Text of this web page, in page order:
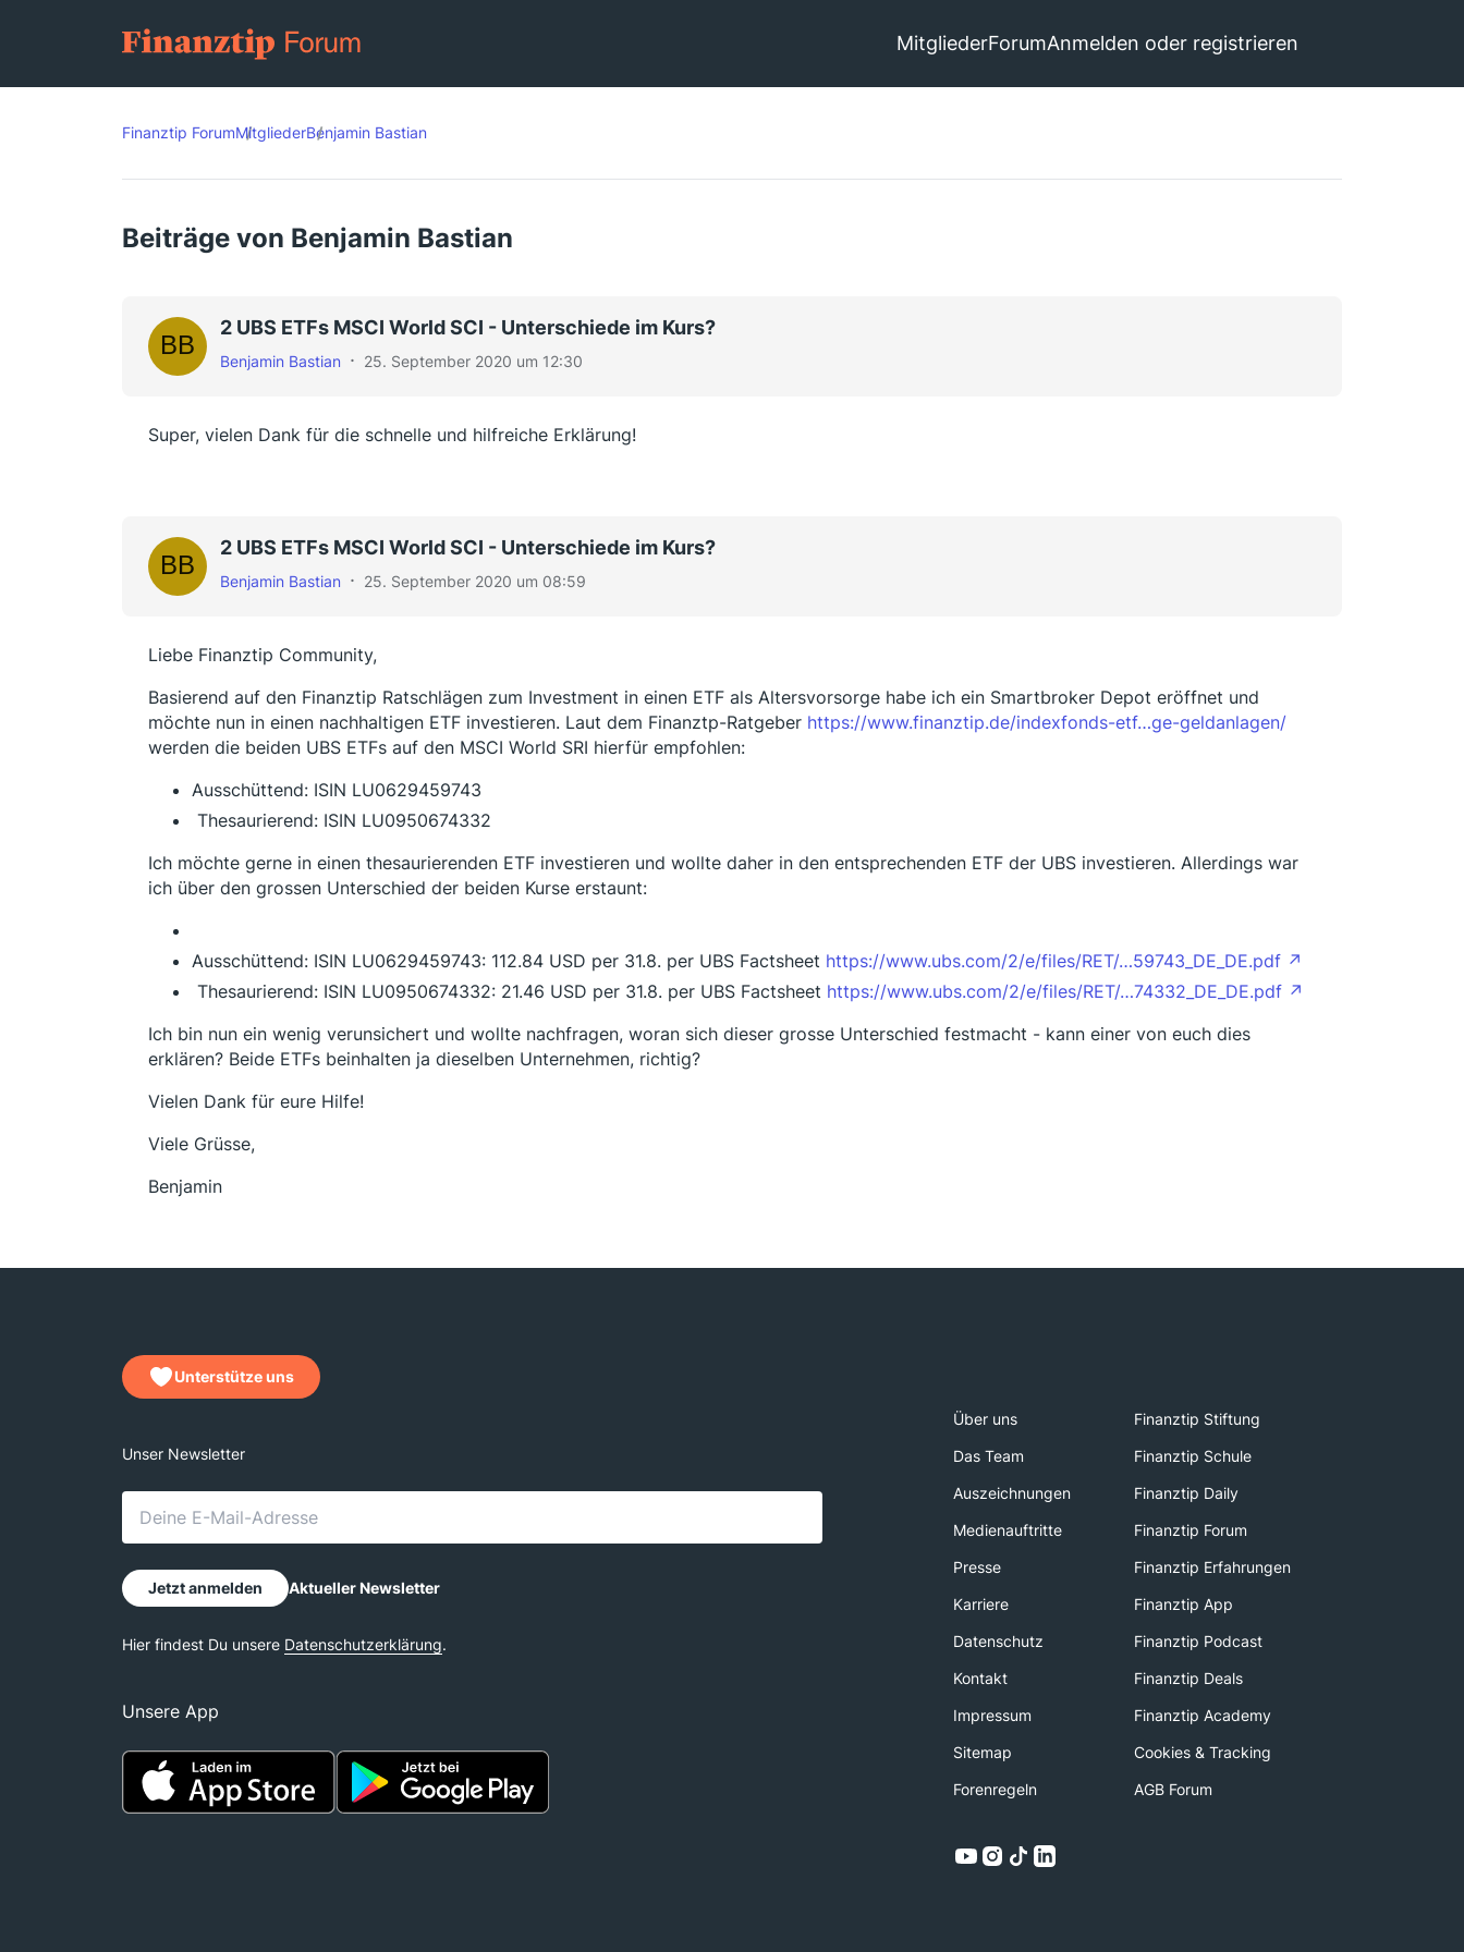
MitgliederForumAnmelden oder registrieren
Finanztip ForumMitgliederBenjamin Bastian
Beiträge von Benjamin Bastian
2 UBS ETFs MSCI World SCI - Unterschiede im Kurs?
Benjamin Bastian 25. September 2020 um 12:30
Super, vielen Dank für die schnelle und hilfreiche Erklärung!
2 UBS ETFs MSCI World SCI - Unterschiede im Kurs?
Benjamin Bastian 25. September 2020 um 08:59
Liebe Finanztip Community,
Basierend auf den Finanztip Ratschlägen zum Investment in einen ETF als Altersvorsorge habe ich ein Smartbroker Depot eröffnet und
möchte nun in einen nachhaltigen ETF investieren. Laut dem Finanztp-Ratgeber https://www.finanztip.de/indexfonds-etf…ge-geldanlagen/
werden die beiden UBS ETFs auf den MSCI World SRI hierfür empfohlen:
Ausschüttend: ISIN LU0629459743
Thesaurierend: ISIN LU0950674332
Ich möchte gerne in einen thesaurierenden ETF investieren und wollte daher in den entsprechenden ETF der UBS investieren. Allerdings war
ich über den grossen Unterschied der beiden Kurse erstaunt:
Ausschüttend: ISIN LU0629459743: 112.84 USD per 31.8. per UBS Factsheet https://www.ubs.com/2/e/files/RET/…59743_DE_DE.pdf
Thesaurierend: ISIN LU0950674332: 21.46 USD per 31.8. per UBS Factsheet https://www.ubs.com/2/e/files/RET/…74332_DE_DE.pdf
Ich bin nun ein wenig verunsichert und wollte nachfragen, woran sich dieser grosse Unterschied festmacht - kann einer von euch dies
erklären? Beide ETFs beinhalten ja dieselben Unternehmen, richtig?
Vielen Dank für eure Hilfe!
Viele Grüsse,
Benjamin
Unterstütze uns
Unsere App
Über uns
Finanztip Stiftung
Das Team
Finanztip Schule
Auszeichnungen
Finanztip Daily
Medienauftritte
Finanztip Forum
Presse
Finanztip Erfahrungen
Karriere
Finanztip App
Datenschutz
Finanztip Podcast
Kontakt
Finanztip Deals
Impressum
Finanztip Academy
Sitemap
Cookies & Tracking
Forenregeln
AGB Forum